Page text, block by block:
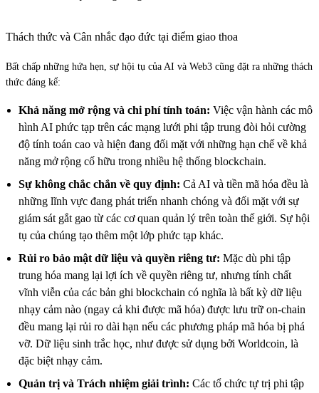
Thách thức và Cân nhắc đạo đức tại điểm giao thoa
Bất chấp những hứa hẹn, sự hội tụ của AI và Web3 cũng đặt ra những thách
thức đáng kể:
Khả năng mở rộng và chi phí tính toán: Việc vận hành các mô
hình AI phức tạp trên các mạng lưới phi tập trung đòi hỏi cường
độ tính toán cao và hiện đang đối mặt với những hạn chế về khả
năng mở rộng cố hữu trong nhiều hệ thống blockchain.
Sự không chắc chắn về quy định: Cả AI và tiền mã hóa đều là
những lĩnh vực đang phát triển nhanh chóng và đối mặt với sự
giám sát gắt gao từ các cơ quan quản lý trên toàn thế giới. Sự hội
tụ của chúng tạo thêm một lớp phức tạp khác.
Rủi ro bảo mật dữ liệu và quyền riêng tư: Mặc dù phi tập
trung hóa mang lại lợi ích về quyền riêng tư, nhưng tính chất
vĩnh viễn của các bản ghi blockchain có nghĩa là bất kỳ dữ liệu
nhạy cảm nào (ngay cả khi được mã hóa) được lưu trữ on-chain
đều mang lại rủi ro dài hạn nếu các phương pháp mã hóa bị phá
vỡ. Dữ liệu sinh trắc học, như được sử dụng bởi Worldcoin, là
đặc biệt nhạy cảm.
Quản trị và Trách nhiệm giải trình: Các tổ chức tự trị phi tập